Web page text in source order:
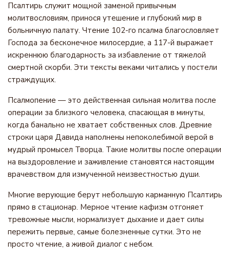
Псалтирь служит мощной заменой привычным
молитвословиям, принося утешение и глубокий мир в
больничную палату. Чтение 102-го псалма благословляет
Господа за бесконечное милосердие, а 117-й выражает
искреннюю благодарность за избавление от тяжелой
смертной скорби. Эти тексты веками читались у постели
страждущих.
Псалмопение — это действенная сильная молитва после
операции за близкого человека, спасающая в минуты,
когда банально не хватает собственных слов. Древние
строки царя Давида наполнены непоколебимой верой в
мудрый промысел Творца. Такие молитвы после операции
на выздоровление и заживление становятся настоящим
врачевством для измученной неизвестностью души.
Многие верующие берут небольшую карманную Псалтирь
прямо в стационар. Мерное чтение кафизм отгоняет
тревожные мысли, нормализует дыхание и дает силы
пережить первые, самые болезненные сутки. Это не
просто чтение, а живой диалог с небом.